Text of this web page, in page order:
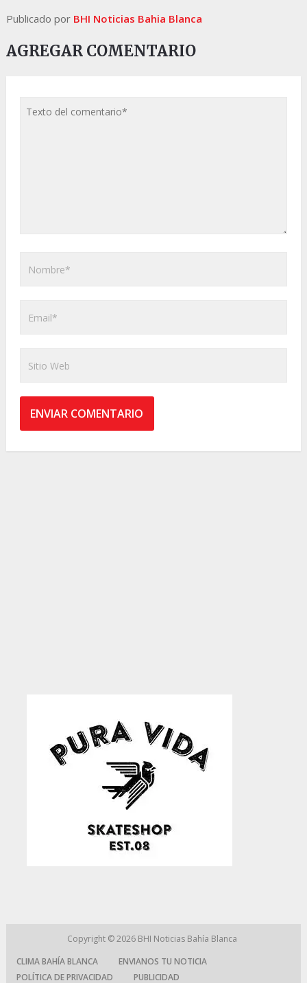
Publicado por BHI Noticias Bahia Blanca
AGREGAR COMENTARIO
Copyright © 2026 BHI Noticias Bahía Blanca
CLIMA BAHÍA BLANCA
ENVIANOS TU NOTICIA
POLÍTICA DE PRIVACIDAD
PUBLICIDAD